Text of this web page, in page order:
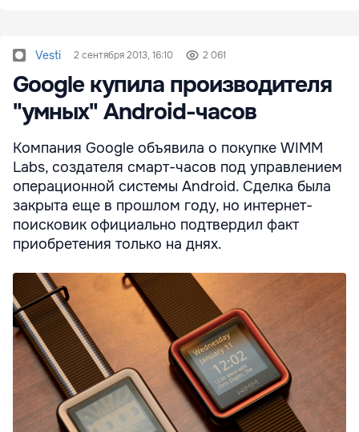
Vesti 2 сентября 2013, 16:10 2 061
Google купила производителя
"умных" Android-часов
Компания Google объявила о покупке WIMM
Labs, создателя смарт-часов под управлением
операционной системы Android. Сделка была
закрыта еще в прошлом году, но интернет-
поисковик официально подтвердил факт
приобретения только на днях.